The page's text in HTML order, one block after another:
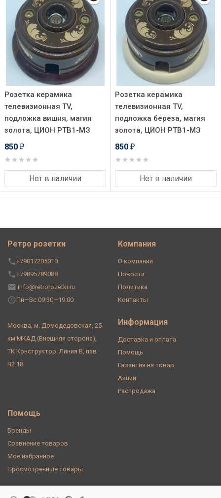
Розетка керамика
телевизионная TV,
подложка вишня, магия
золота, ЦИОН РТВ1-МЗ
850 ₽
Нет в наличии
Розетка керамика
телевизионная TV,
подложка береза, магия
золота, ЦИОН РТВ1-МЗ
850 ₽
Нет в наличии
Ретро розетки
+79017205010
+79895789088
info@retrorozetki.ru
Пн—Вс 09:30—19:00
Москва, м. Домодедовская, 25
км МКАД (Внешняя сторона),
ТК Конструктор. Линия В, пав
В2.18
Компания
О компании
Новости
Политика
Контакты
Информация
Доставка и оплата
Помощь
Гарантия на товар
Акции
Распродажа
Помощь
Бренды
Сравнение товаров
Мое избранное
Просмотренные товары